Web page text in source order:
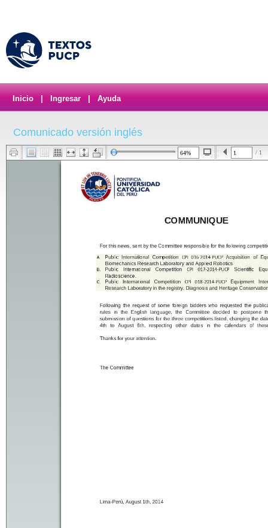
Inicio Ingresar Ayuda
Comunicado versión inglés
/ 1